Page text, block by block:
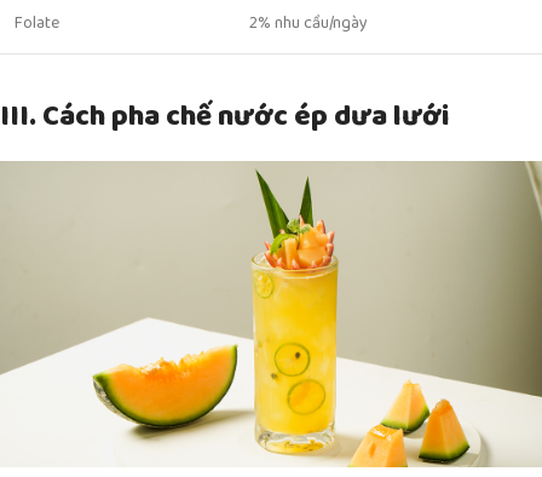
Folate 2% nhu cầu/ngày
III. Cách pha chế nước ép dưa lưới